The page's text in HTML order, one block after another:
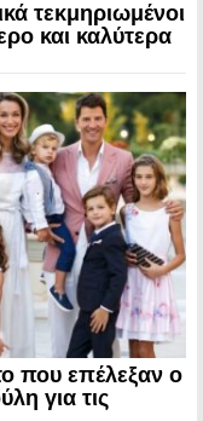
τεκμηριωμένοι
και καλύτερα
που επέλεξαν ο
για τις